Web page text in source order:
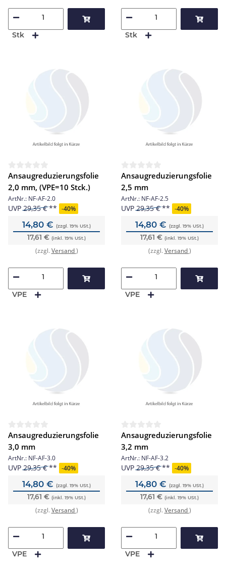
Stk Stk
Ansaugreduzierungsfolie
2,0 mm, (VPE=10 Stck.)
ArtNr.: NF-AF-2.0
UVP29,35 € -40%
14,80 € (zzgl. 19% USt.)
17,61 € (inkl. 19% USt.)
(zzgl.Versand)
VPE
Ansaugreduzierungsfolie
2,5 mm
ArtNr.: NF-AF-2.5
UVP29,35 € -40%
14,80 € (zzgl. 19% USt.)
17,61 € (inkl. 19% USt.)
(zzgl.Versand)
VPE
Ansaugreduzierungsfolie
3,0 mm
ArtNr.: NF-AF-3.0
UVP29,35 € -40%
14,80 € (zzgl. 19% USt.)
17,61 € (inkl. 19% USt.)
(zzgl.Versand)
VPE
Ansaugreduzierungsfolie
3,2 mm
ArtNr.: NF-AF-3.2
UVP29,35 € -40%
14,80 € (zzgl. 19% USt.)
17,61 € (inkl. 19% USt.)
(zzgl.Versand)
VPE